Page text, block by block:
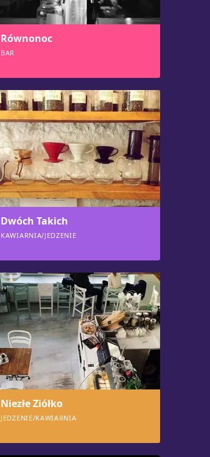
Równonoc
BAR
Dwóch Takich
KAWIARNIA/JEDZENIE
Niezłe Ziółko
JEDZENIE/KAWIARNIA